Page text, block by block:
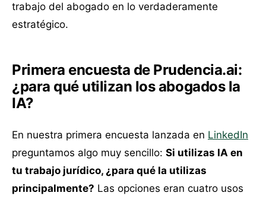
trabajo del abogado en lo verdaderamente
estratégico.
Primera encuesta de Prudencia.ai:
¿para qué utilizan los abogados la
IA?
En nuestra primera encuesta lanzada en LinkedIn
preguntamos algo muy sencillo: Si utilizas IA en
tu trabajo jurídico, ¿para qué la utilizas
principalmente? Las opciones eran cuatro usos